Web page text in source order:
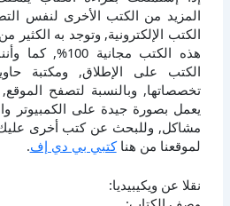
المزيد من الكتب الأخرى لنفس
الكتب الإلكترونية, وتوجد به الكثير
هذه الكتب
الكتب على الإطلاق, ومكتبة
يعمل بصورة جيدة على الكمبيوتر
مشاكل, وللبحث عن كتب أخرى عليك
لموقعنا من هناكتبي بي دي إف.
نقلا عن ويكيبيديا: